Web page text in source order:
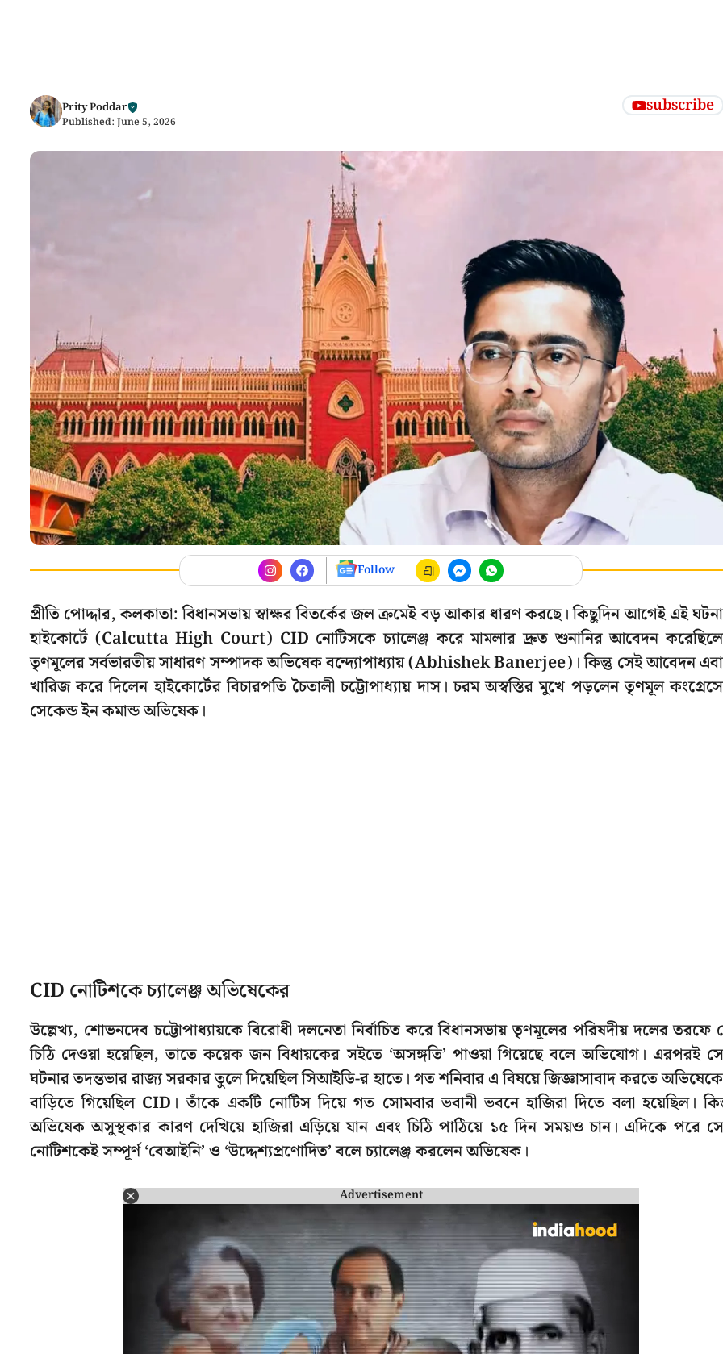
Prity Poddar
Published: June 5, 2026
subscribe
Follow
প্রীতি পোদ্দার, কলকাতা: বিধানসভায় স্বাক্ষর বিতর্কের জল ক্রমেই বড় আকার ধারণ করছে। কিছুদিন আগেই এই
হাইকোর্টে (Calcutta High Court) CID নোটিসকে চ্যালেঞ্জ করে মামলার দ্রুত শুনানির আবেদন
তৃণমূলের সর্বভারতীয় সাধারণ সম্পাদক অভিষেক বন্দ্যোপাধ্যায় (Abhishek Banerjee)। কিন্তু সেই আবেদন
খারিজ করে দিলেন হাইকোর্টের বিচারপতি চৈতালী চট্টোপাধ্যায় দাস। চরম অস্বস্তির মুখে পড়লেন তৃণমূল
সেকেন্ড ইন কমান্ড অভিষেক।
CID নোটিশকে চ্যালেঞ্জ অভিষেকের
উল্লেখ্য, শোভনদেব চট্টোপাধ্যায়কে বিরোধী দলনেতা নির্বাচিত করে বিধানসভায় তৃণমূলের পরিষদীয় দলের তরফে
চিঠি দেওয়া হয়েছিল, তাতে কয়েক জন বিধায়কের সইতে ‘অসঙ্গতি’ পাওয়া গিয়েছে বলে অভিযোগ। এরপরই
ঘটনার তদন্তভার রাজ্য সরকার তুলে দিয়েছিল সিআইডি-র হাতে। গত শনিবার এ বিষয়ে জিজ্ঞাসাবাদ করতে
বাড়িতে গিয়েছিল CID। তাঁকে একটি নোটিস দিয়ে গত সোমবার ভবানী ভবনে হাজিরা দিতে বলা হয়েছিল।
অভিষেক অসুস্থকার কারণ দেখিয়ে হাজিরা এড়িয়ে যান এবং চিঠি পাঠিয়ে ১৫ দিন সময়ও চান। এদিকে পরে
নোটিশকেই সম্পূর্ণ ‘বেআইনি’ ও ‘উদ্দেশ্যপ্রণোদিত’ বলে চ্যালেঞ্জ করলেন অভিষেক।
Advertisement